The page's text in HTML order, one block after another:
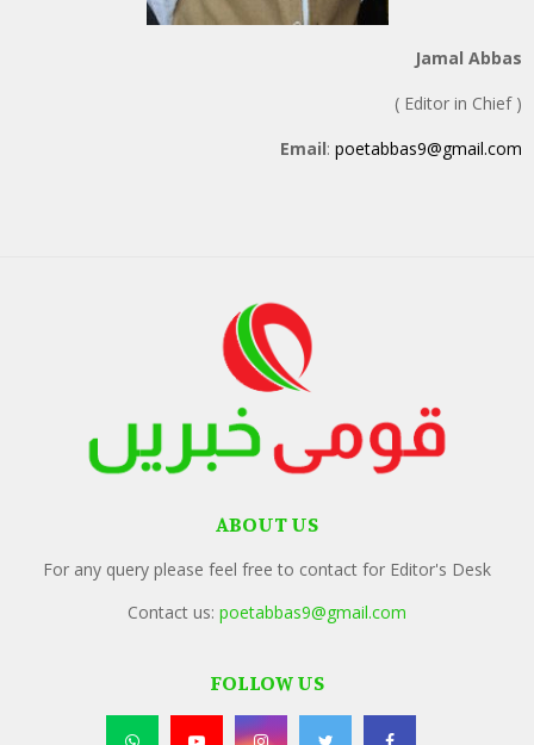
Jamal Abbas
( Editor in Chief )
Email: poetabbas9@gmail.com
ABOUT US
For any query please feel free to contact for Editor's Desk
Contact us: poetabbas9@gmail.com
FOLLOW US